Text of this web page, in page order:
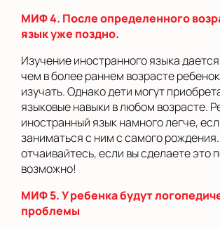
МИФ 4. После определенного
язык уже поздно.
Изучение иностранного языка
чем в более раннем возрасте
изучать. Однако дети могут
языковые навыки в любом возрасте.
иностранный язык намного легче,
заниматься с ним с самого
отчаивайтесь, если вы сделаете это
возможно!
МИФ 5. У ребенка будут
проблемы